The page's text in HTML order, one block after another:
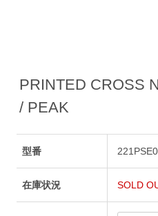
PRINTED CROSS
/ PEAK
型番
在庫状況 SOLD